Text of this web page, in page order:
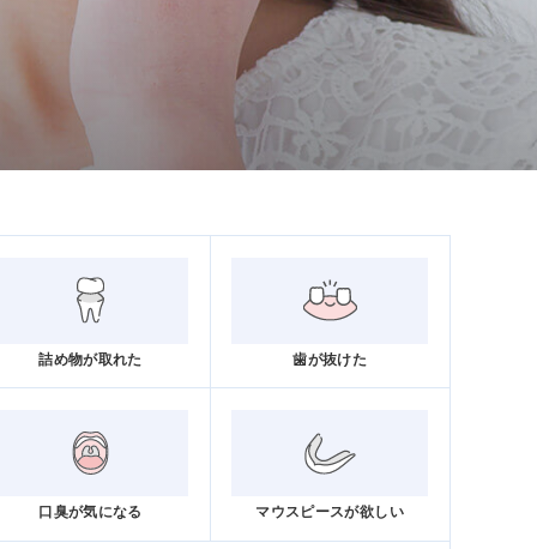
詰め物が取れた 歯が抜けた
口臭が気になる マウスピースが欲しい